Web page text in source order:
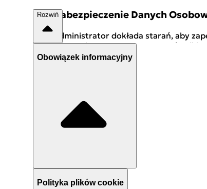
§ 11. Zabezpieczenie Danych
Administrator dokłada starań, aby
a) stosuje wymagane prawem środki
b) zapewnia: (1) zdolność do
§ 12. Postanowienia końcowe
Rozwiń
Obowiązek informacyjny
Polityka plików cookie